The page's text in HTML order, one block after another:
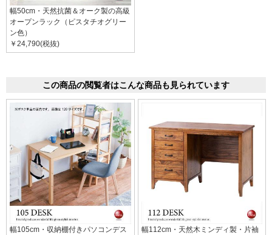
幅50cm・天然抗菌＆オーク製の高級
オープンラック（ピスタチオグリー
ン色）
￥24,790(税抜)
この商品の閲覧者はこんな商品も見られています
幅105cm・収納棚付きパソコンデス
幅112cm・天然木ミンディ製・片袖